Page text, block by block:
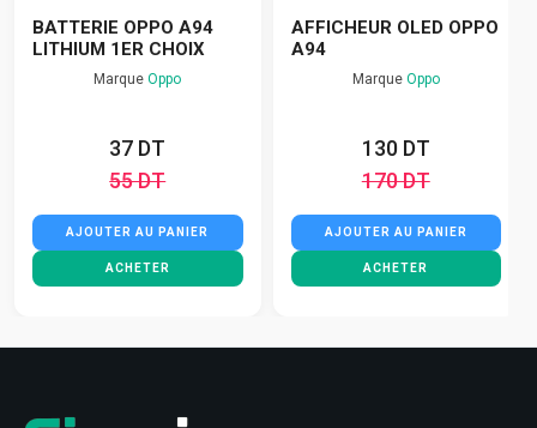
BATTERIE OPPO A94
LITHIUM 1ER CHOIX
MarqueOppo
37 DT
55 DT
AJOUTER AU PANIER
ACHETER
AFFICHEUR OLED OPPO
A94
Marque Oppo
130 DT
170 DT
AJOUTER AU PANIER
ACHETER